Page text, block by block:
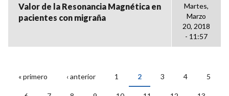
Valor de la Resonancia Magnética en
pacientes con migraña
Martes,
Marzo
20, 2018
- 11:57
PÁGINAS
« primero ‹ anterior 1 2 3 4 5